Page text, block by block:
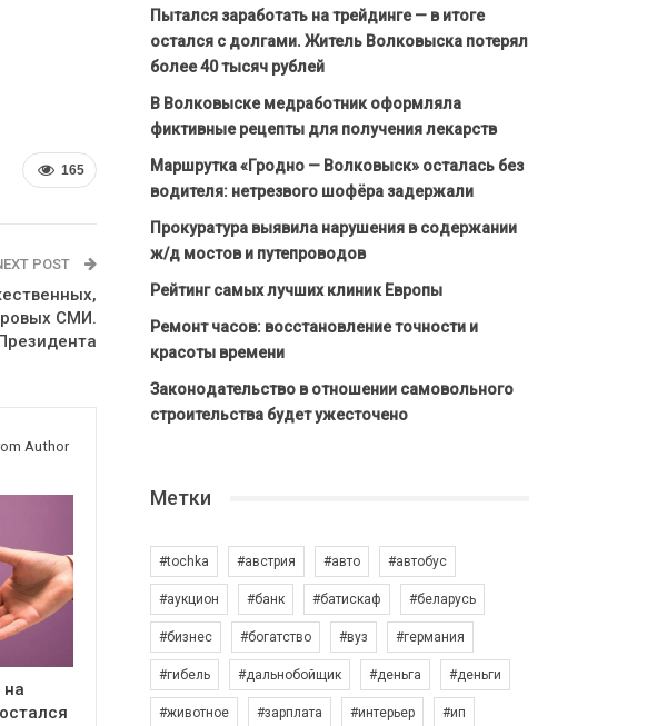
165
POST
СМИ.
Author
на
Пытался заработать на трейдинге — в итоге
остался с долгами. Житель Волковыска потерял
более 40 тысяч рублей
В Волковыске медработник оформляла
фиктивные рецепты для получения лекарств
Маршрутка «Гродно — Волковыск» осталась без
водителя: нетрезвого шофёра задержали
Прокуратура выявила нарушения в содержании
ж/д мостов и путепроводов
Рейтинг самых лучших клиник Европы
Ремонт часов: восстановление точности и
красоты времени
Законодательство в отношении самовольного
строительства будет ужесточено
Метки
#tochka #австрия #авто #автобус
#аукцион #банк #батискаф #беларусь
#бизнес #богатство #вуз #германия
#гибель #дальнобойщик #деньга #деньги
#животное #зарплата #интерьер #ип